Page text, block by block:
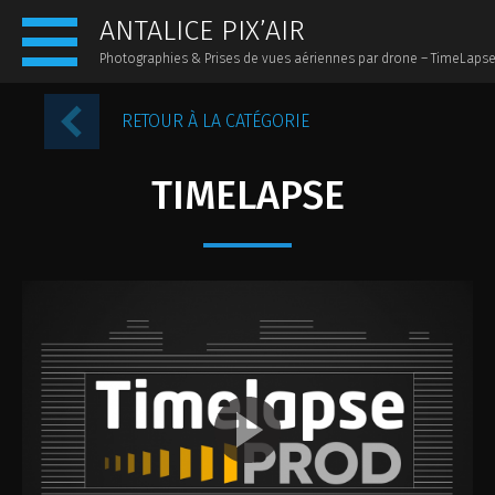
ANTALICE PIX’AIR
Photographies & Prises de vues aériennes par drone – TimeLapse
ACCUEIL
PRÉSENTATION
PANORAMIQUES 360
VIDÉOS
TIMELAPSE
CONTACT
RETOUR À LA CATÉGORIE
TIMELAPSE